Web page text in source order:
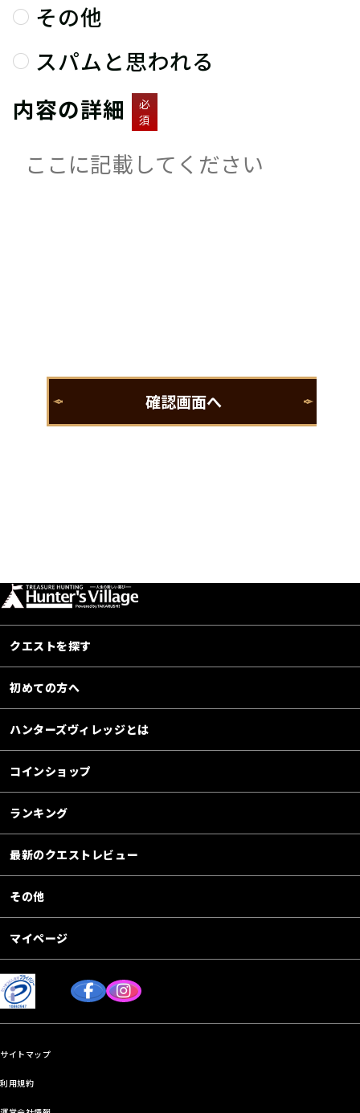
その他
スパムと思われる
内容の詳細
必
須
クエストを探す
初めての方へ
ハンターズヴィレッジとは
コインショップ
ランキング
最新のクエストレビュー
その他
マイページ
サイトマップ
利用規約